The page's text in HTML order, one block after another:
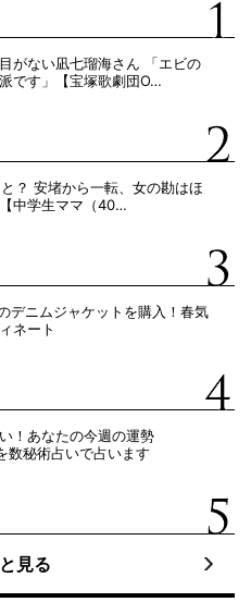
がない凪七瑠海さん 「エビの
です」【宝塚歌劇団O…
？ 安堵から一転、女の勘はほ
中学生ママ（40…
デニムジャケットを購入！春気
ネート
！あなたの今週の運勢
数秘術占いで占います
見る